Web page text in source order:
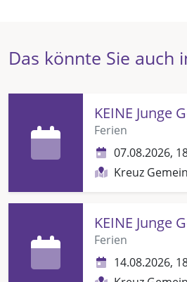
Das könnte Sie auch
KEINE Junge
Ferien
07.08.2026,
Kreuz
KEINE Junge
Ferien
14.08.2026,